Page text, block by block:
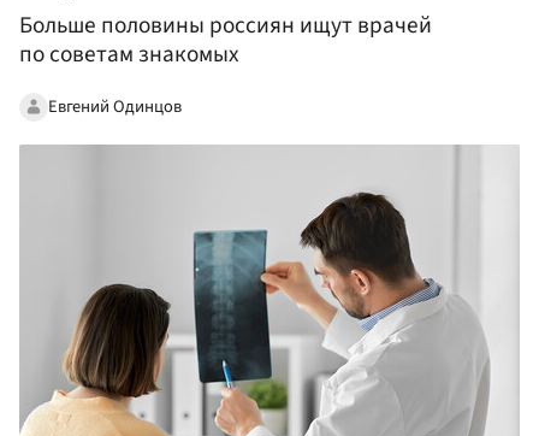
Больше половины россиян ищут врачей
по советам знакомых
Евгений Одинцов